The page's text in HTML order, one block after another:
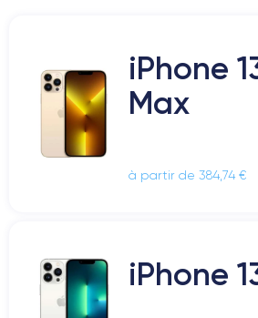
iPhone
Max
à partir de 384,74 €
iPhone